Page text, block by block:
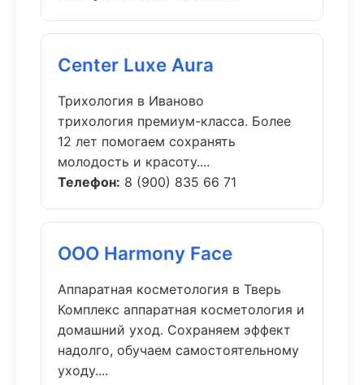
Center Luxe Aura
Трихология в Иваново
трихология премиум-класса. Более
12 лет помогаем сохранять
молодость и красоту....
Телефон: 8 (900) 835 66 71
ООО Harmony Face
Аппаратная косметология в Тверь
Комплекс аппаратная косметология и
домашний уход. Сохраняем эффект
надолго, обучаем самостоятельному
уходу....